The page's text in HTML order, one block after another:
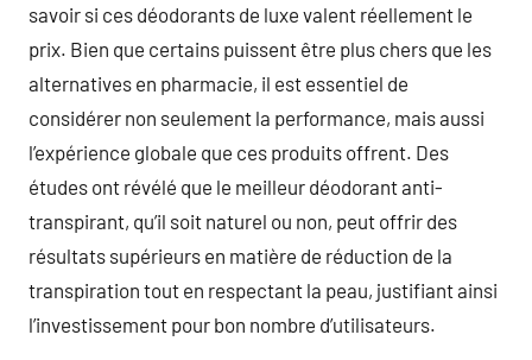
savoir si ces déodorants de luxe valent réellement le
prix. Bien que certains puissent être plus chers que les
alternatives en pharmacie, il est essentiel de
considérer non seulement la performance, mais aussi
l’expérience globale que ces produits offrent. Des
études ont révélé que le meilleur déodorant anti-
transpirant, qu’il soit naturel ou non, peut offrir des
résultats supérieurs en matière de réduction de la
transpiration tout en respectant la peau, justifiant ainsi
l’investissement pour bon nombre d’utilisateurs.